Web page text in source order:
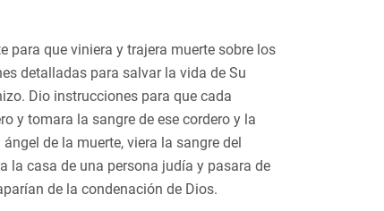
para que viniera y trajera muerte sobre los
detalladas para salvar la vida de Su
Dio instrucciones para que cada
y tomara la sangre de ese cordero y la
de la muerte, viera la sangre del
la casa de una persona judía y pasara de
de la condenación de Dios.